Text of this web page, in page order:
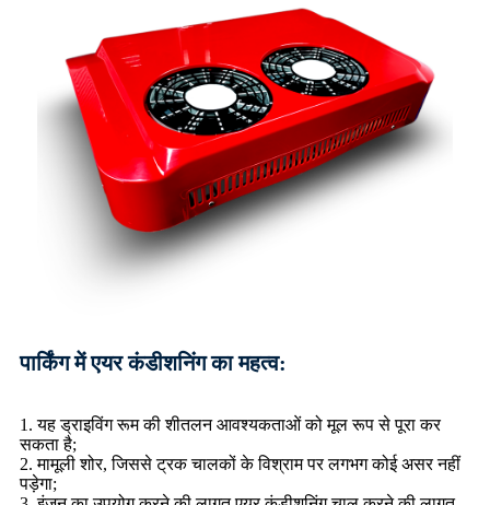
पार्किंग में एयर कंडीशनिंग का महत्व:
1. यह ड्राइविंग रूम की शीतलन आवश्यकताओं को मूल रूप से पूरा कर
सकता है;
2. मामूली शोर, जिससे ट्रक चालकों के विश्राम पर लगभग कोई असर नहीं
पड़ेगा;